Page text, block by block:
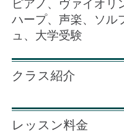
ピアノ、ヴァイオリ
ハープ、声楽、ソル
ュ、大学受験
クラス紹介
レッスン料金